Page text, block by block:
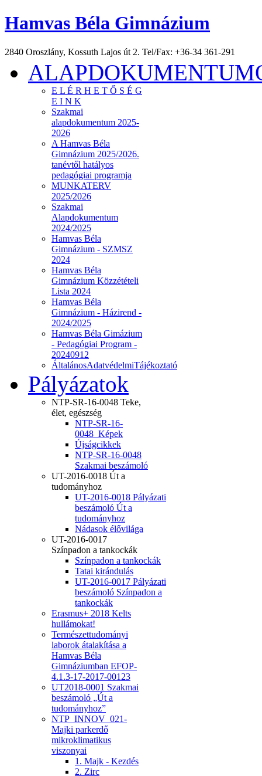
Hamvas Béla Gimnázium
2840 Oroszlány, Kossuth Lajos út 2. Tel/Fax: +36-34 361-291
E L É R H E T Ő S É G
E I N K
Szakmai
alapdokumentum 2025-
2026
A Hamvas Béla
Gimnázium 2025/2026.
tanévtől hatályos
pedagógiai programja
MUNKATERV
2025/2026
Szakmai
Alapdokumentum
2024/2025
Hamvas Béla
Gimnázium - SZMSZ
2024
Hamvas Béla
Gimnázium Közzétételi
Lista 2024
Hamvas Béla
Gimnázium - Házirend -
2024/2025
Hamvas Béla Gimázium
- Pedagógiai Program -
20240912
ÁltalánosAdatvédelmiTájékoztató
Pályázatok
NTP-SR-16-0048 Teke,
élet, egészség
NTP-SR-16-
0048_Képek
Újságcikkek
NTP-SR-16-0048
Szakmai beszámoló
UT-2016-0018 Út a
tudományhoz
UT-2016-0018 Pályázati
beszámoló Út a
tudományhoz
Nádasok élővilága
UT-2016-0017
Színpadon a tankockák
Színpadon a tankockák
Tatai kirándulás
UT-2016-0017 Pályázati
beszámoló Színpadon a
tankockák
Erasmus+ 2018 Kelts
hullámokat!
Természettudományi
laborok átalakítása a
Hamvas Béla
Gimnáziumban EFOP-
4.1.3-17-2017-00123
UT2018-0001 Szakmai
beszámoló „Út a
tudományhoz”
NTP_INNOV_021-
Majki parkerdő
mikroklimatikus
viszonyai
1. Majk - Kezdés
2. Zirc